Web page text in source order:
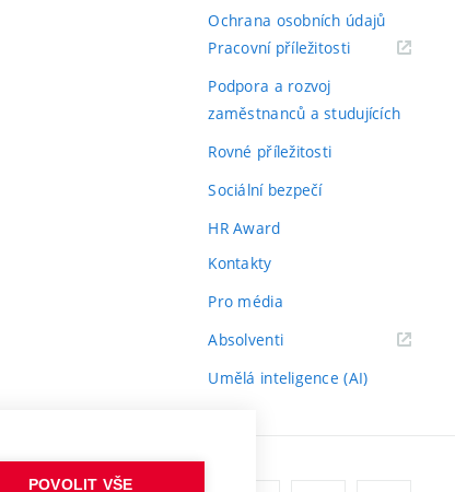
Ochrana osobních údajů
Pracovní příležitosti(externí
Podpora a rozvoj
zaměstnanců a studujících
Rovné příležitosti
Sociální bezpečí
HR Award
Kontakty
Pro média
Absolventi(externí
Umělá inteligence (AI)
POVOLIT VŠE